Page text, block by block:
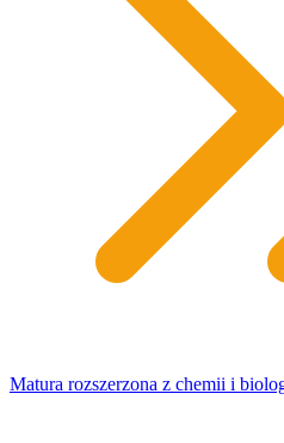
Matura rozszerzona z chemii i